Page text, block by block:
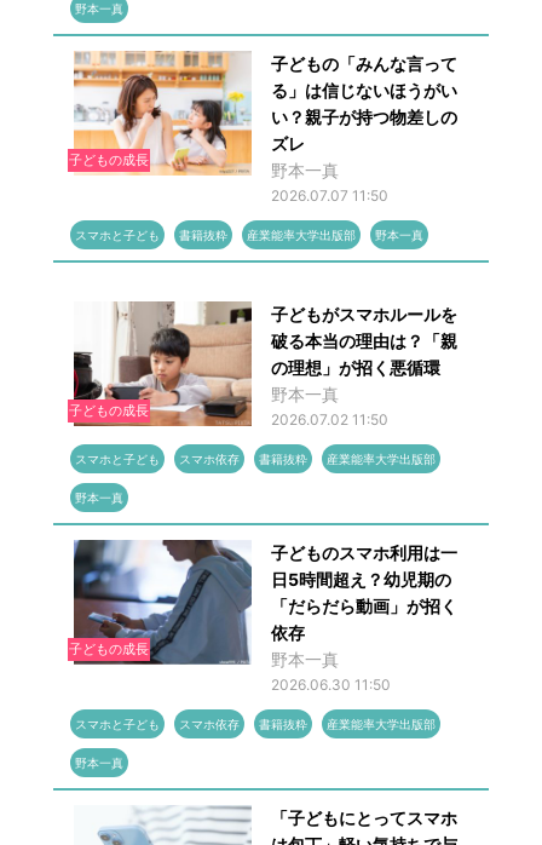
野本一真
子どもの成長
子どもの「みんな言って
る」は信じないほうがい
い？親子が持つ物差しの
ズレ
野本一真
2026.07.07 11:50
スマホと子ども 書籍抜粋 産業能率大学出版部 野本一真
子どもの成長
子どもがスマホルールを
破る本当の理由は？「親
の理想」が招く悪循環
野本一真
2026.07.02 11:50
スマホと子ども スマホ依存 書籍抜粋 産業能率大学出版部
野本一真
子どもの成長
子どものスマホ利用は一
日5時間超え？幼児期の
「だらだら動画」が招く
依存
野本一真
2026.06.30 11:50
スマホと子ども スマホ依存 書籍抜粋 産業能率大学出版部
野本一真
「子どもにとってスマホ